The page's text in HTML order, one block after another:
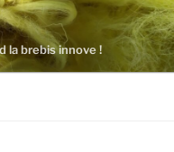
la brebis innove !